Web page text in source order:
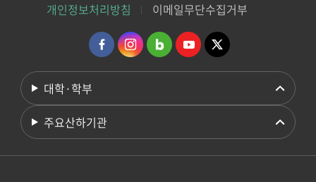
개인정보처리방침 이메일무단수집거부
대학·학부
주요산하기관